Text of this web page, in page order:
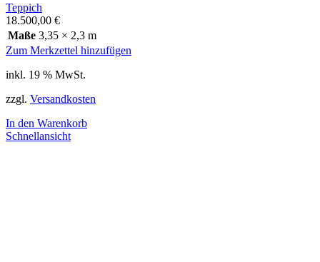
Teppich
18.500,00 €
Maße 3,35 × 2,3 m
Zum Merkzettel hinzufügen
inkl. 19 % MwSt.
zzgl. Versandkosten
In den Warenkorb
Schnellansicht